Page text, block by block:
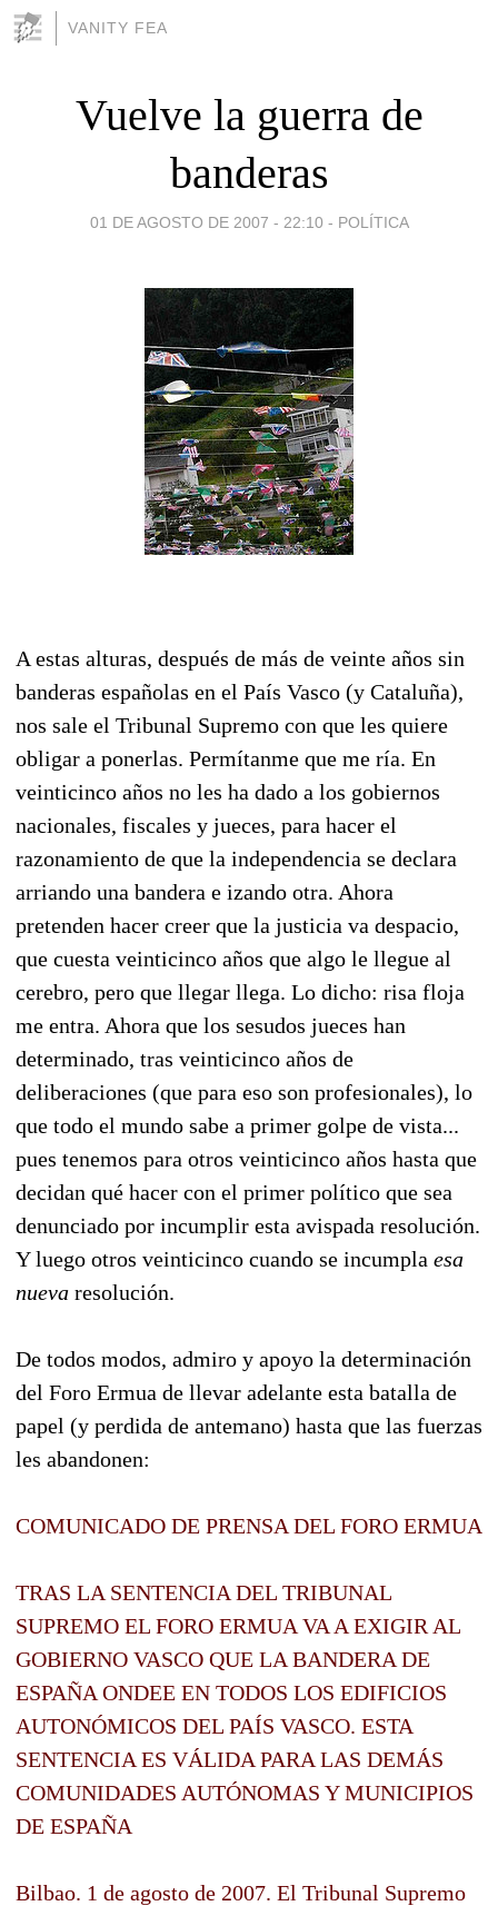
VANITY FEA
Vuelve la guerra de
banderas
01 DE AGOSTO DE 2007 - 22:10 - POLÍTICA
A estas alturas, después de más de veinte años sin
banderas españolas en el País Vasco (y Cataluña),
nos sale el Tribunal Supremo con que les quiere
obligar a ponerlas. Permítanme que me ría. En
veinticinco años no les ha dado a los gobiernos
nacionales, fiscales y jueces, para hacer el
razonamiento de que la independencia se declara
arriando una bandera e izando otra. Ahora
pretenden hacer creer que la justicia va despacio,
que cuesta veinticinco años que algo le llegue al
cerebro, pero que llegar llega. Lo dicho: risa floja
me entra. Ahora que los sesudos jueces han
determinado, tras veinticinco años de
deliberaciones (que para eso son profesionales), lo
que todo el mundo sabe a primer golpe de vista...
pues tenemos para otros veinticinco años hasta que
decidan qué hacer con el primer político que sea
denunciado por incumplir esta avispada resolución.
Y luego otros veinticinco cuando se incumpla esa
nueva resolución.
De todos modos, admiro y apoyo la determinación
del Foro Ermua de llevar adelante esta batalla de
papel (y perdida de antemano) hasta que las fuerzas
les abandonen:
COMUNICADO DE PRENSA DEL FORO ERMUA
TRAS LA SENTENCIA DEL TRIBUNAL
SUPREMO EL FORO ERMUA VA A EXIGIR AL
GOBIERNO VASCO QUE LA BANDERA DE
ESPAÑA ONDEE EN TODOS LOS EDIFICIOS
AUTONÓMICOS DEL PAÍS VASCO. ESTA
SENTENCIA ES VÁLIDA PARA LAS DEMÁS
COMUNIDADES AUTÓNOMAS Y MUNICIPIOS
DE ESPAÑA
Bilbao. 1 de agosto de 2007. El Tribunal Supremo